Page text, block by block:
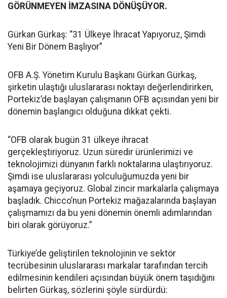
GÖRÜNMEYEN İMZASINA DÖNÜŞÜYOR.
Gürkan Gürkaş: “31 Ülkeye İhracat Yapıyoruz, Şimdi
Yeni Bir Dönem Başlıyor”
OFB A.Ş. Yönetim Kurulu Başkanı Gürkan Gürkaş,
şirketin ulaştığı uluslararası noktayı değerlendirirken,
Portekiz’de başlayan çalışmanın OFB açısından yeni bir
dönemin başlangıcı olduğuna dikkat çekti.
“OFB olarak bugün 31 ülkeye ihracat
gerçekleştiriyoruz. Uzun süredir ürünlerimizi ve
teknolojimizi dünyanın farklı noktalarına ulaştırıyoruz.
Şimdi ise uluslararası yolculuğumuzda yeni bir
aşamaya geçiyoruz. Global zincir markalarla çalışmaya
başladık. Chicco’nun Portekiz mağazalarında başlayan
çalışmamızı da bu yeni dönemin önemli adımlarından
biri olarak görüyoruz.”
Türkiye’de geliştirilen teknolojinin ve sektör
tecrübesinin uluslararası markalar tarafından tercih
edilmesinin kendileri açısından büyük önem taşıdığını
belirten Gürkaş, sözlerini şöyle sürdürdü: